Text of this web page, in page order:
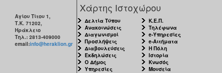
Αγίου Τίτου 1,
Τ.Κ. 71202,
Ηράκλειο
Τηλ.: 2813-409000
email:info@heraklion.gr
Χάρτης Ιστοχώρου
Δελτία Τύπου
Ανακοινώσεις
Διαγωνισμοί
Προσλήψεις
Διαβουλεύσεις
Εκδηλώσεις
Ο Δήμος
Υπηρεσίες
Κ.Ε.Π.
Τηλέφωνα
e-Υπηρεσίες
e-Αιτήματα
Η Πόλη
Ιστορία
Κνωσός
Μουσεία